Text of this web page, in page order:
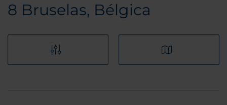
8 Bruselas, Bélgica